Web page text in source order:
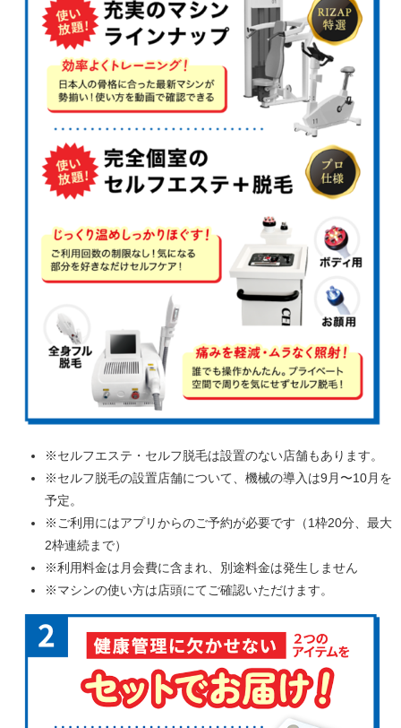
※セルフエステ・セルフ脱毛は設置のない店舗もあります。
※セルフ脱毛の設置店舗について、機械の導入は9月〜10月を
予定。
※ご利用にはアプリからのご予約が必要です（1枠20分、最大
2枠連続まで）
※利用料金は月会費に含まれ、別途料金は発生しません
※マシンの使い方は店頭にてご確認いただけます。